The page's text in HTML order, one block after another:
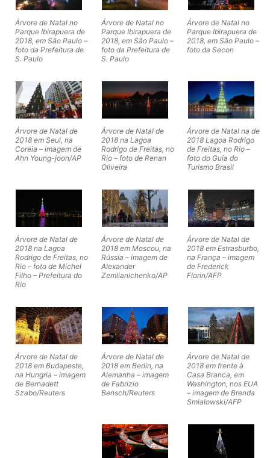
Árvore de Natal no
Parque Ibirapuera de
2018, em São Paulo –
foto da Prefeitura de
S. Paulo
Árvore de Natal no
Parque Ibirapuera de
2018, em São Paulo –
foto da Prefeitura de
S. Paulo
Árvore de Natal no
Parque Ibirapuera de
2018, em São Paulo –
foto da Secon
Árvore de Natal de
2018 em Seul, na
Coreia – imagem de
Ahn Young-joon/AP
Árvore de Natal de
2018 na Lagoa
Rodrigo de Freitas, no
Rio – foto de Renan
Oliveira
Árvore de Natal na de
2018 Lagoa Rodrigo
de Freitas, no Rio –
foto do Guia do
Turismo Brasil
Árvore de Natal de
2018 na Lagoa
Rodrigo de Freitas, no
Rio – foto de Michel
Filho – Prefeitura do
Rio
Árvore de Natal de
2018 em Moscou, na
Rússia – imagem de
Alexander
Zemlianichenko/AP
Árvore de Natal de
2018 em Estrasburbo,
na França – imagem
de Frederick
Florin/AFP
Árvore de Natal de
2018 em Budapeste,
na Hungria – imagem
de Bernadett
Szabo/Reuters
Árvore de Natal de
2018 em Berlin, na
Alemanha – imagem
de Fabrizio
Bensch/Reuters
Árvore de Natal de
2018 em frente à
Casa Branca, em
Washington, nos EUA
– imagem de Brenda
Smialowski/AFP